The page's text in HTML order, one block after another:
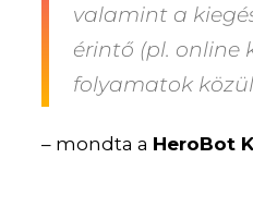
valamint a
érintő (pl. online
folyamatok
– mondta a HeroBot